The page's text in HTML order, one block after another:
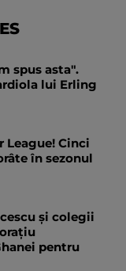
spus asta".
lui Erling
League! Cinci
în sezonul
și colegii
pentru